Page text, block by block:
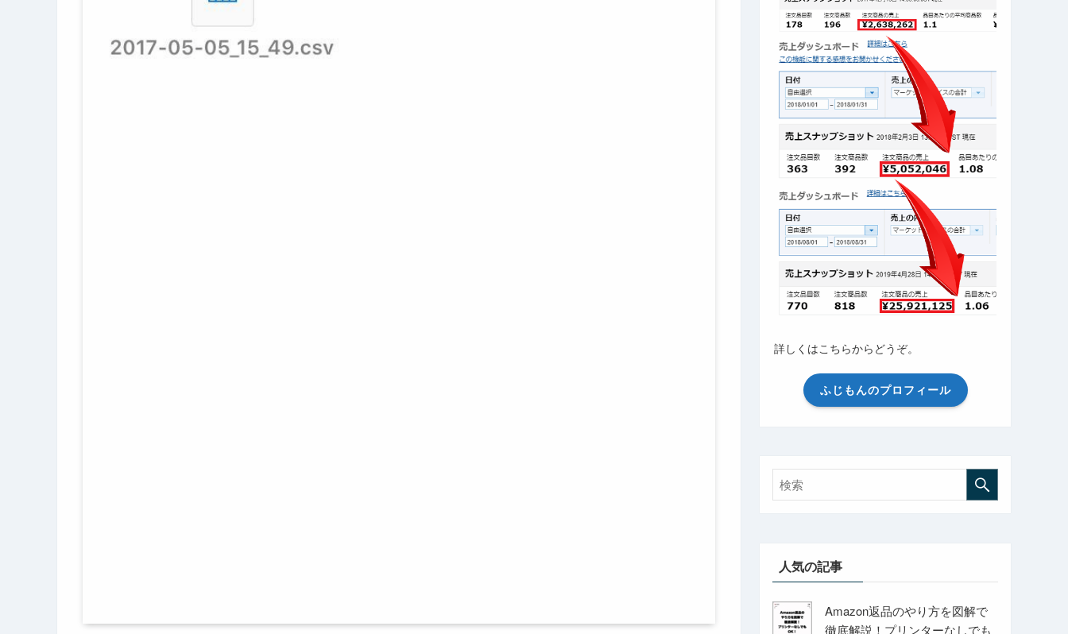
詳しくはこちらからどうぞ。
ふじもんのプロフィール
人気の記事
Amazon返品のやり方を図解で
徹底解説！プリンターなしでも